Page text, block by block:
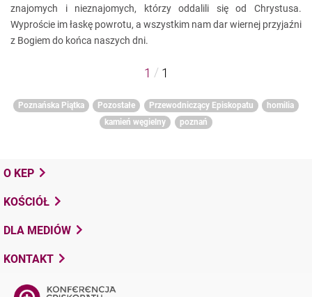
znajomych i nieznajomych, którzy oddalili się od Chrystusa.
Wyproście im łaskę powrotu, a wszystkim nam dar wiernej przyjaźni
z Bogiem do końca naszych dni.
1 / 1
Poznańska Piątka Pozostałe Przewodniczący Episkopatu
homilia
kamień węgielny
poznań
O KEP
KOŚCIÓŁ
DLA MEDIÓW
KONTAKT